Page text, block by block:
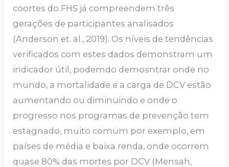
coortes do FHS já compreendem três
gerações de participantes analisados
(Anderson et. al., 2019). Os níveis de tendências
verificados com estes dados demonstram um
indicador útil, podemdo demosntrar onde no
mundo, a mortalidade e a carga de DCV estão
aumentando ou diminuindo e onde o
progresso nos programas de prevenção tem
estagnado, muito comum por exemplo, em
países de média e baixa renda, onde ocorrem
quase 80% das mortes por DCV (Mensah,